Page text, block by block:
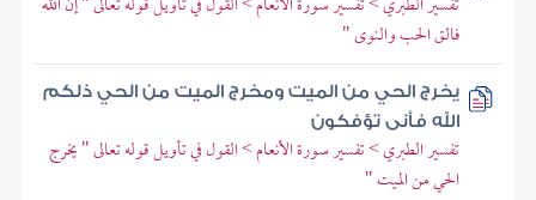
فالق الحب والنوى "
يخرج الحي من الميت ومخرج الميت من الحي ذلكم
الله فأنى تؤفكون
تفسير الطبري > تفسير سورة الأنعام > القول في تأويل قوله تعالى " يخرج
الحي من الميت "